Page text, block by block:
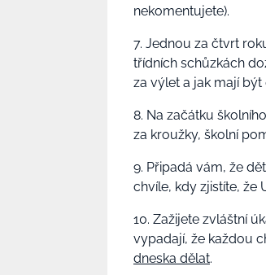
nekomentujete).
7. Jednou za čtvrt
třídních schůzkách
za výlet a jak mají být
8. Na začátku
za kroužky, školní
9. Připadá vám, že
chvíle, kdy zjistíte, že
10. Zažijete zvláštní
vypadají, že každou
dneska dělat.